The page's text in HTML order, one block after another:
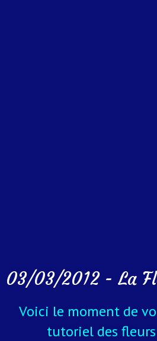
03/03/2012 - La
Voici le moment de
tutoriel des